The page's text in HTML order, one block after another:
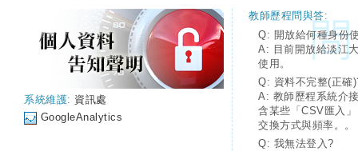
系統維護: 資訊處
GoogleAnalytics
教師歷程問與答:
Q: 開放給何種身份
A: 目前開放給淡江
使用。
Q: 資料不完整(正確
A: 教師歷程系統介
含某些「CSV匯入
交換方式與頻率。。
Q: 我無法登入?